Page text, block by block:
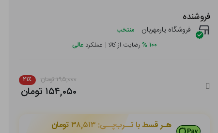
فروشنده
فروشگاه یارمهربان منتخب
۱۰۰ % رضایت از کالا | عملکرد عالی
۱۹۵,۰۰۰ تومان ۲۱٪
۱۵۴,۰۵۰ تومان
هـر قسط با تــرب‌پــی: ۳۸,۵۱۳ تومان